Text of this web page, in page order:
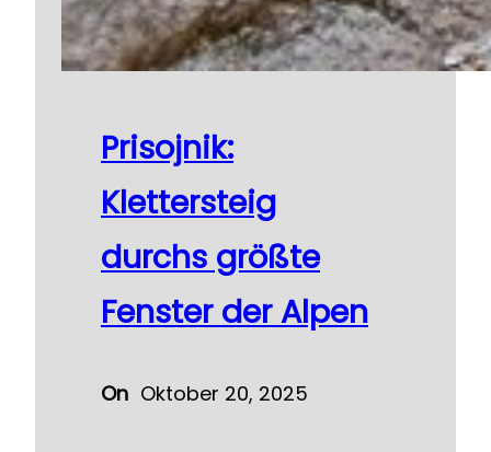
Prisojnik:
Klettersteig
durchs größte
Fenster der Alpen
On Oktober 20, 2025